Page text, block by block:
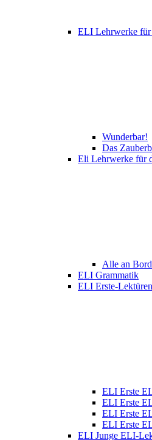
ELI Lehrwerke für
Wunderbar!
Das
Eli Lehrwerke für
Alle an
ELI Grammatik
ELI Erste-Lektüren
ELI Erste
ELI Erste
ELI Erste
ELI Erste
ELI Junge ELI-